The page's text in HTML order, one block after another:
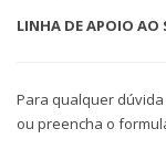
LINHA DE APOIO AO
Para qualquer
ou preencha o